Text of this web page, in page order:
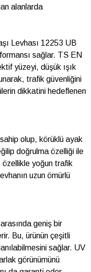
alanlarda
Levhası 12253 UB
sağlar. TS EN
yüzeyi, düşük ışık
trafik güvenliğini
dikkatini hedeflenen
olup, körüklü ayak
doğrulma özelliği ile
özellikle yoğun trafik
uzun ömürlü
geniş bir
Bu, ürünün çeşitli
sağlar. UV
görünümünü